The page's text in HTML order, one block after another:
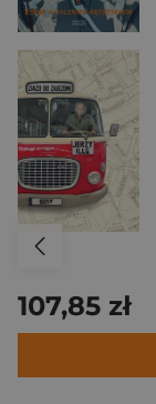
107,85 zł